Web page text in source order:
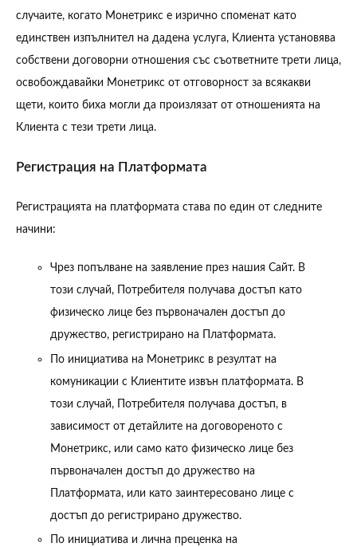
случаите, когато Монетрикс е изрично споменат като
единствен изпълнител на дадена услуга, Клиента установява
собствени договорни отношения със съответните трети лица,
освобождавайки Монетрикс от отговорност за всякакви
щети, които биха могли да произлязат от отношенията на
Клиента с тези трети лица.
Регистрация на Платформата
Регистрацията на платформата става по един от следните
начини:
Чрез попълване на заявление през нашия Сайт. В
този случай, Потребителя получава достъп като
физическо лице без първоначален достъп до
дружество, регистрирано на Платформата.
По инициатива на Монетрикс в резултат на
комуникации с Клиентите извън платформата. В
този случай, Потребителя получава достъп, в
зависимост от детайлите на договореното с
Монетрикс, или само като физическо лице без
първоначален достъп до дружество на
Платформата, или като заинтересовано лице с
достъп до регистрирано дружество.
По инициатива и лична преценка на